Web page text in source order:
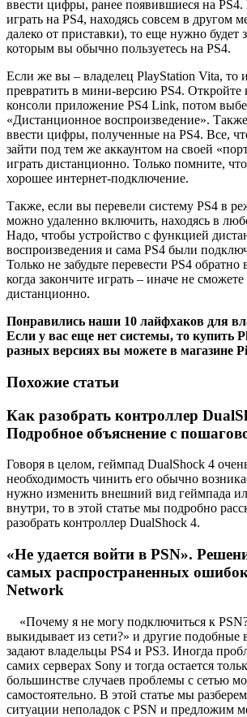
ввести цифры, ранее появившиеся на
играть на PS4, находясь совсем в другом
далеко от приставки), то еще нужно будет
которым вы обычно пользуетесь на PS4.
Если же вы – владелец PlayStation Vita, то
превратить в мини-версию PS4. Откройте
консоли приложение PS4 Link, потом
«Дистанционное воспроизведение». Также
ввести цифры, полученные на PS4. Все,
зайти под тем же аккаунтом на своей
играть дистанционно. Только помните, что
хорошее интернет-подключение.
Также, если вы перевели систему PS4 в
можно удаленно включить, находясь в
Надо, чтобы устройство с функцией
воспроизведения и сама PS4 были
Только не забудьте перевести PS4
когда закончите играть – иначе не
дистанционно.
Понравились наши 10 лайфхаков для
Если у вас еще нет системы, то купить
разных версиях вы можете в магазине
Похожие статьи
Как разобрать контроллер
Подробное объяснение с
Говоря в целом, геймпад DualShock 4
необходимость чинить его обычно
нужно изменить внешний вид геймпада
внутри, то в этой статье мы подробно
разобрать контроллер DualShock 4.
«Не удается войти в PSN».
самых распространенных
Network
«Почему я не могу подключиться к
выкидывает из сети?» и другие подобные
задают владельцы PS4 и PS3. Иногда
самих серверах Sony и тогда остается
большинстве случаев проблемы с сетью
самостоятельно. В этой статье мы
ситуации неполадок с PSN и предложим